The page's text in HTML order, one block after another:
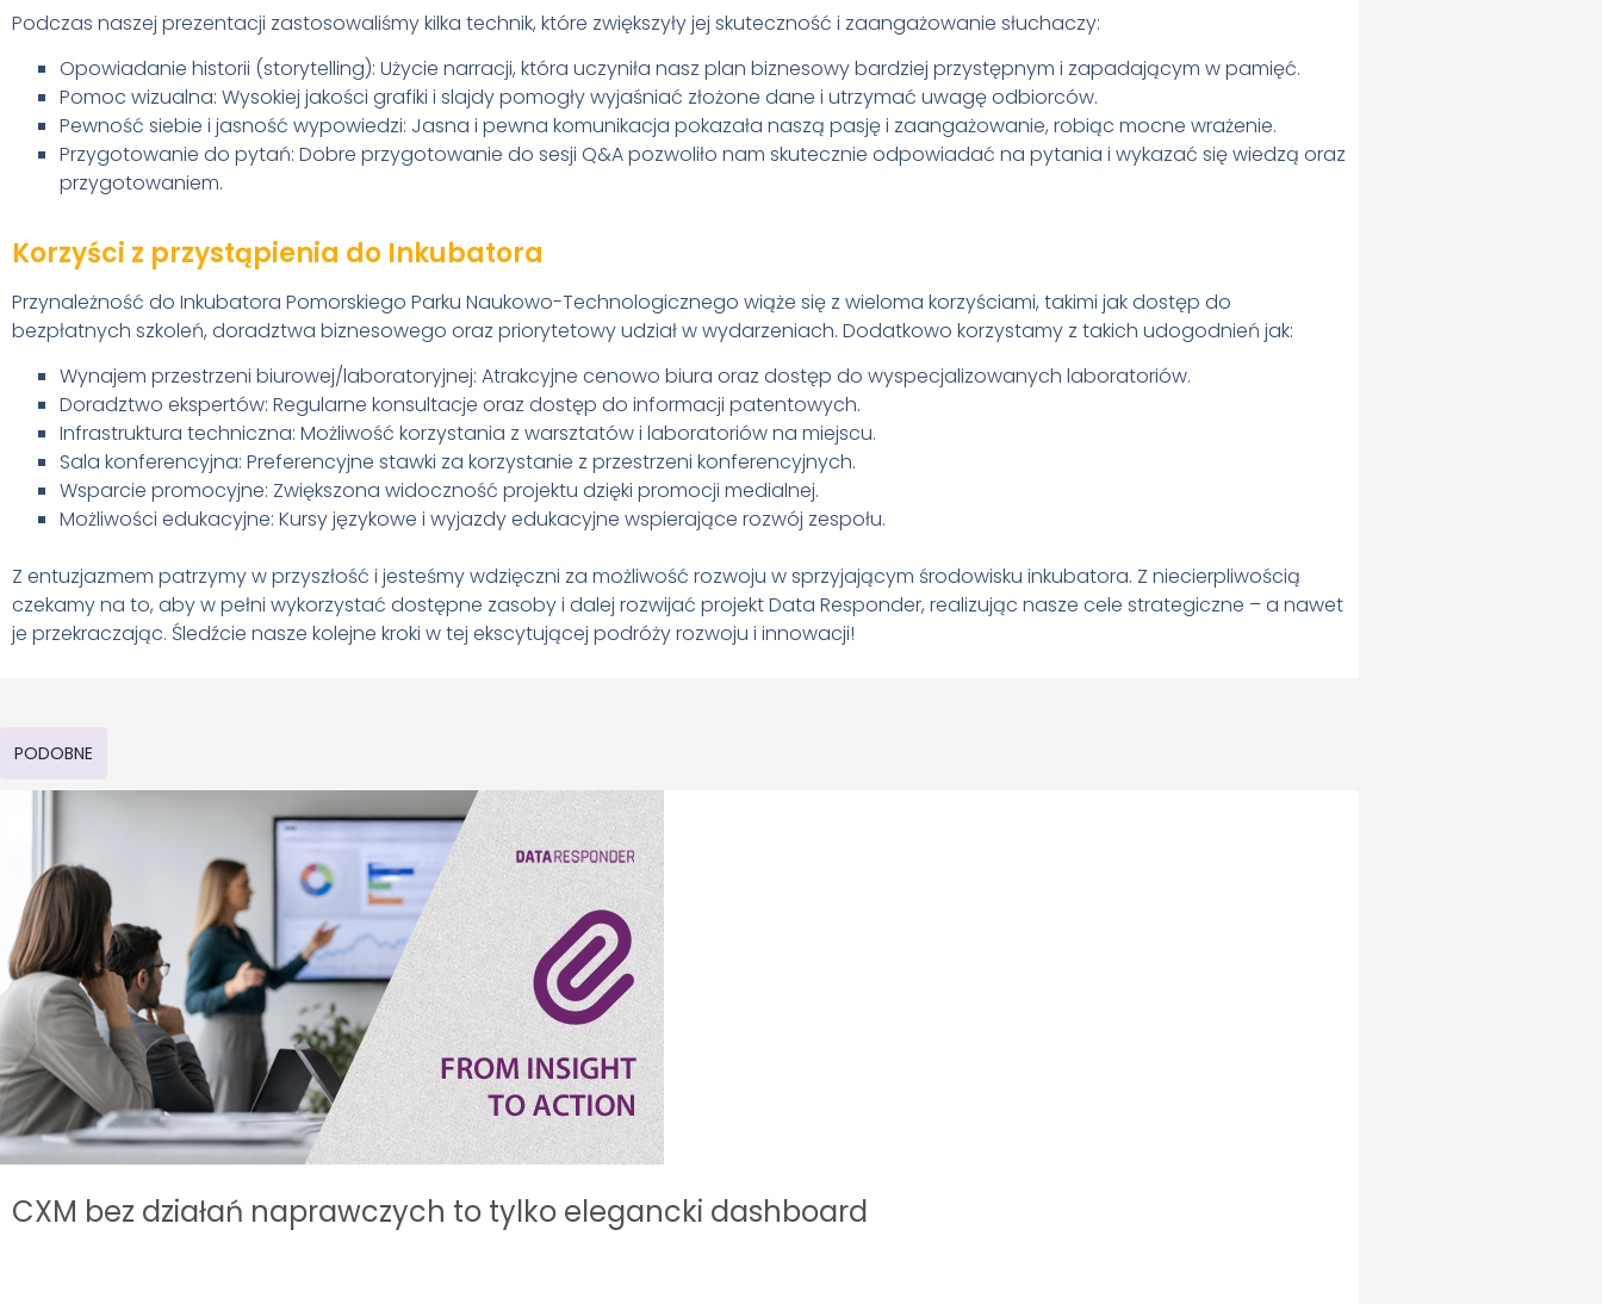
Podczas naszej prezentacji zastosowaliśmy kilka technik, które zwiększyły jej skuteczność i zaangażowanie słuchaczy:
Opowiadanie historii (storytelling): Użycie narracji, która uczyniła nasz plan biznesowy bardziej przystępnym i zapadającym w pamięć.
Pomoc wizualna: Wysokiej jakości grafiki i slajdy pomogły wyjaśniać złożone dane i utrzymać uwagę odbiorców.
Pewność siebie i jasność wypowiedzi: Jasna i pewna komunikacja pokazała naszą pasję i zaangażowanie, robiąc mocne wrażenie.
Przygotowanie do pytań: Dobre przygotowanie do sesji Q&A pozwoliło nam skutecznie odpowiadać na pytania i wykazać się wiedzą oraz
przygotowaniem.
Korzyści z przystąpienia do Inkubatora
Przynależność do Inkubatora Pomorskiego Parku Naukowo-Technologicznego wiąże się z wieloma korzyściami, takimi jak dostęp do
bezpłatnych szkoleń, doradztwa biznesowego oraz priorytetowy udział w wydarzeniach. Dodatkowo korzystamy z takich udogodnień jak:
Wynajem przestrzeni biurowej/laboratoryjnej: Atrakcyjne cenowo biura oraz dostęp do wyspecjalizowanych laboratoriów.
Doradztwo ekspertów: Regularne konsultacje oraz dostęp do informacji patentowych.
Infrastruktura techniczna: Możliwość korzystania z warsztatów i laboratoriów na miejscu.
Sala konferencyjna: Preferencyjne stawki za korzystanie z przestrzeni konferencyjnych.
Wsparcie promocyjne: Zwiększona widoczność projektu dzięki promocji medialnej.
Możliwości edukacyjne: Kursy językowe i wyjazdy edukacyjne wspierające rozwój zespołu.
Z entuzjazmem patrzymy w przyszłość i jesteśmy wdzięczni za możliwość rozwoju w sprzyjającym środowisku inkubatora. Z niecierpliwością
czekamy na to, aby w pełni wykorzystać dostępne zasoby i dalej rozwijać projekt Data Responder, realizując nasze cele strategiczne – a nawet
je przekraczając. Śledźcie nasze kolejne kroki w tej ekscytującej podróży rozwoju i innowacji!
PODOBNE
CXM bez działań naprawczych to tylko elegancki dashboard